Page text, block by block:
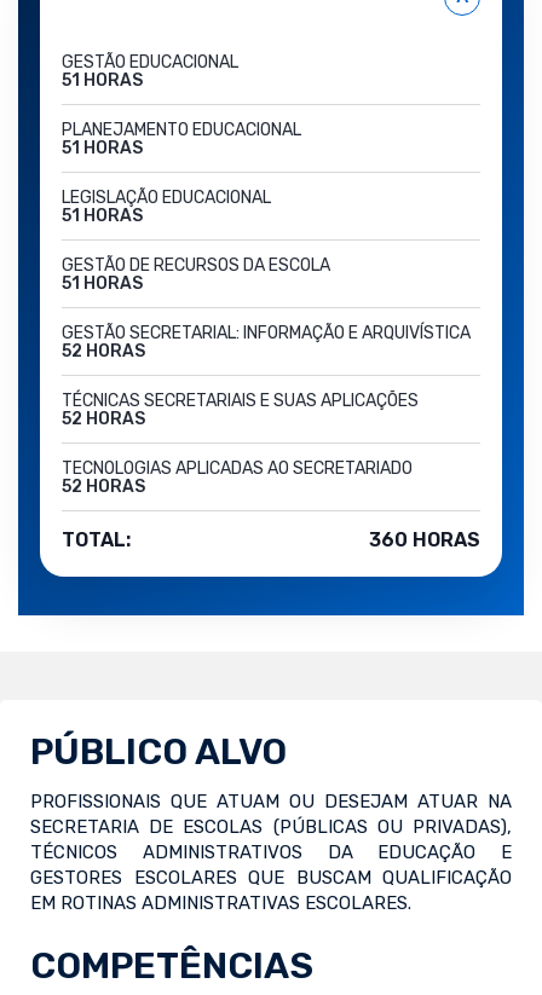
GESTÃO EDUCACIONAL
51 HORAS
PLANEJAMENTO EDUCACIONAL
51 HORAS
LEGISLAÇÃO EDUCACIONAL
51 HORAS
GESTÃO DE RECURSOS DA ESCOLA
51 HORAS
GESTÃO SECRETARIAL: INFORMAÇÃO E ARQUIVÍSTICA
52 HORAS
TÉCNICAS SECRETARIAIS E SUAS APLICAÇÕES
52 HORAS
TECNOLOGIAS APLICADAS AO SECRETARIADO
52 HORAS
TOTAL: 360 HORAS
PÚBLICO ALVO
PROFISSIONAIS QUE ATUAM OU DESEJAM ATUAR NA
SECRETARIA DE ESCOLAS (PÚBLICAS OU PRIVADAS),
TÉCNICOS ADMINISTRATIVOS DA EDUCAÇÃO E
GESTORES ESCOLARES QUE BUSCAM QUALIFICAÇÃO
EM ROTINAS ADMINISTRATIVAS ESCOLARES.
COMPETÊNCIAS